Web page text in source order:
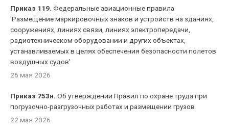
Приказ 119. Федеральные авиационные правила
'Размещение маркировочных знаков и устройств на зданиях,
сооружениях, линиях связи, линиях электропередачи,
радиотехническом оборудовании и других объектах,
устанавливаемых в целях обеспечения безопасности полетов
воздушных судов'
26 мая 2026
Приказ 753н. Об утверждении Правил по охране труда при
погрузочно-разгрузочных работах и размещении грузов
22 мая 2026